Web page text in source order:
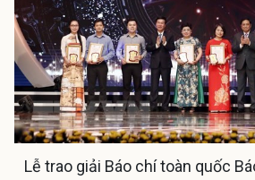
Lễ trao giải Báo chí toàn quốc